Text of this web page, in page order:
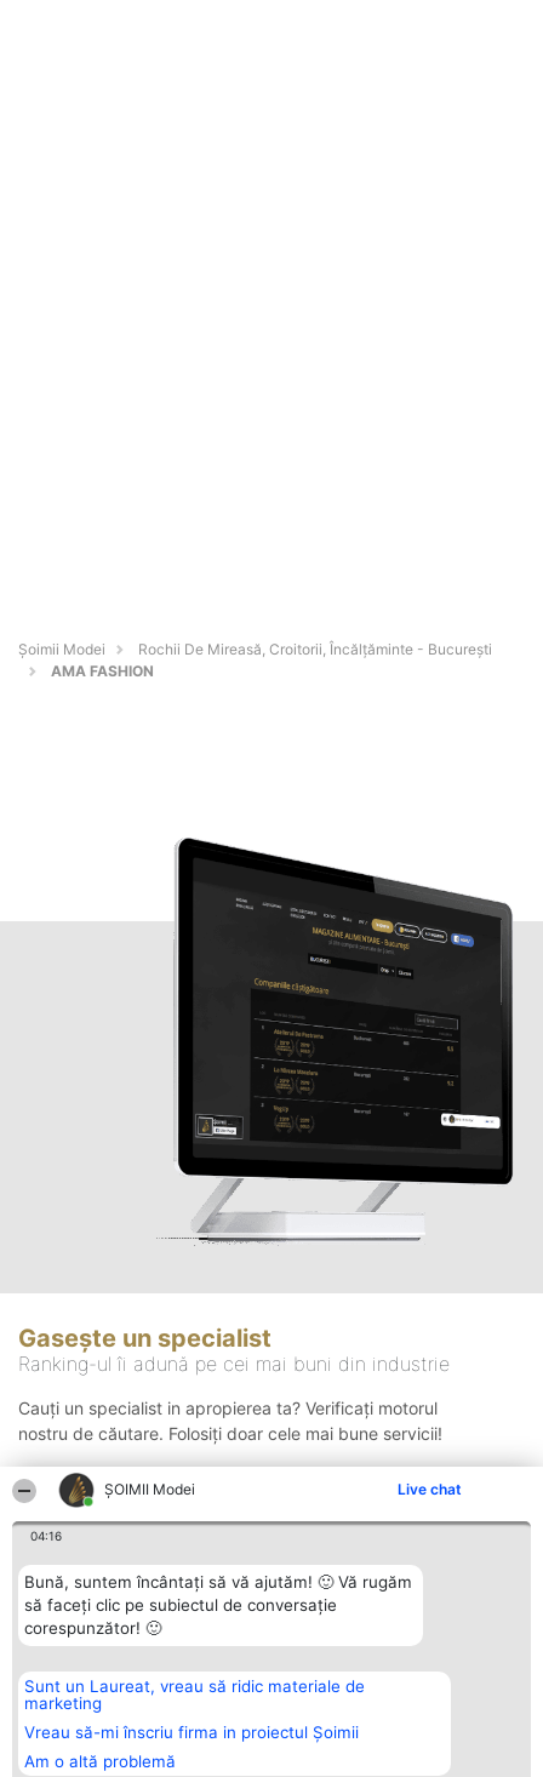
ȘOIMII Modei Live chat
04:16
Bună, suntem încântați să vă ajutăm! 🙂 Vă rugăm
să faceți clic pe subiectul de conversație
corespunzător! 🙂
Sunt un Laureat, vreau să ridic materiale de
marketing
Vreau să-mi înscriu firma in proiectul Șoimii
Am o altă problemă
Șoimii Modei
Rochii De Mireasă, Croitorii, Încălțăminte - Bucureşti
AMA FASHION
Gasește un specialist
Ranking-ul îi adună pe cei mai buni din industrie
Cauți un specialist in apropierea ta? Verificați motorul
nostru de căutare. Folosiți doar cele mai bune servicii!
Organizator Ranking
BRIGHT SOLUTIONS BR SRL
Aleea Timisul De Sus 2 Bl. A30
Sc. A Et. 4 Ap. 13 Cod 061952
București
Plebiscyt
Lista Tuturor
Laureaților
Contact